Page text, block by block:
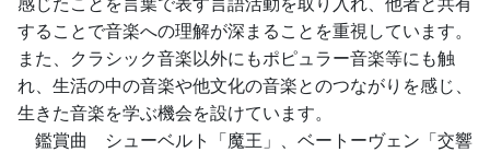
感じたことを言葉で表す言語活動を取り入れ、他者と共有
することで音楽への理解が深まることを重視しています。
また、クラシック音楽以外にもポピュラー音楽等にも触
れ、生活の中の音楽や他文化の音楽とのつながりを感じ、
生きた音楽を学ぶ機会を設けています。
鑑賞曲　シューベルト「魔王」、ベートーヴェン「交響